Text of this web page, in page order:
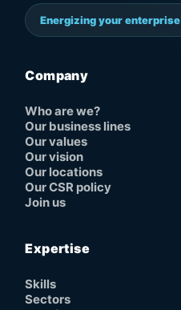
Energizing your enterprise
Company
Who are we?
Our business lines
Our values
Our vision
Our locations
Our CSR policy
Join us
Expertise
Skills
Sectors